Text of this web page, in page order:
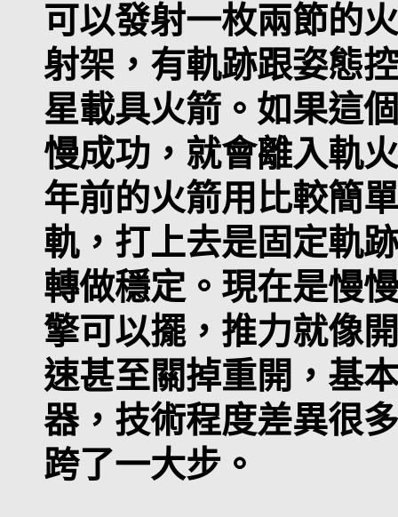
可以發射一枚兩節的
射架，有軌跡跟姿態
星載具火箭。如果這
慢成功，就會離入軌
年前的火箭用比較簡
軌，打上去是固定軌
轉做穩定。現在是慢
擎可以擺，推力就像
速甚至關掉重開，基
器，技術程度差異很
跨了一大步。